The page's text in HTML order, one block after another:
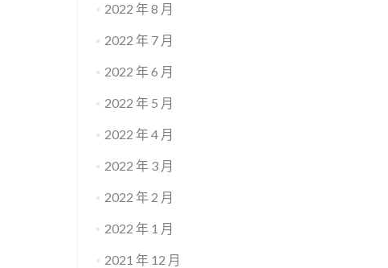
2022 年 8 月
2022 年 7 月
2022 年 6 月
2022 年 5 月
2022 年 4 月
2022 年 3 月
2022 年 2 月
2022 年 1 月
2021 年 12 月